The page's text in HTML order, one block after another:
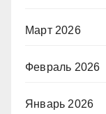
Март 2026
Февраль 2026
Январь 2026